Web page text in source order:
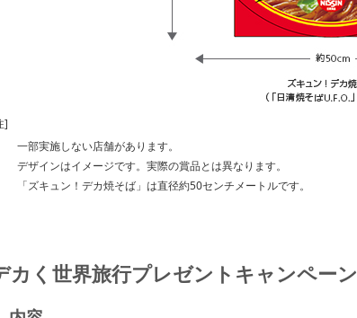
]
一部実施しない店舗があります。
デザインはイメージです。実際の賞品とは異なります。
「ズキュン！デカ焼そば」は直径約50センチメートルです。
カく世界旅行プレゼントキャンペーン